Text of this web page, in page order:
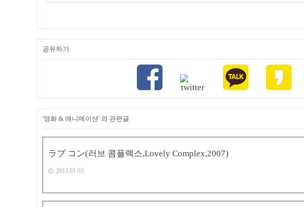
공유하기
'영화 & 애니메이션' 의 관련글
ラブ コン(러브 콤플렉스,Lovely Complex,2007)
2013.01.03